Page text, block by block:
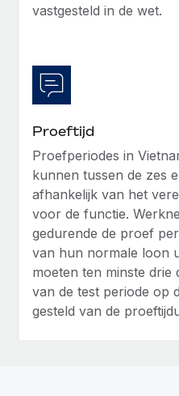
vastgesteld in de wet.
Proeftijd
Proefperiodes in
kunnen tussen de zes
afhankelijk van het
voor de functie.
gedurende de proef
van hun normale loon
moeten ten minste drie
van de test periode op
gesteld van de